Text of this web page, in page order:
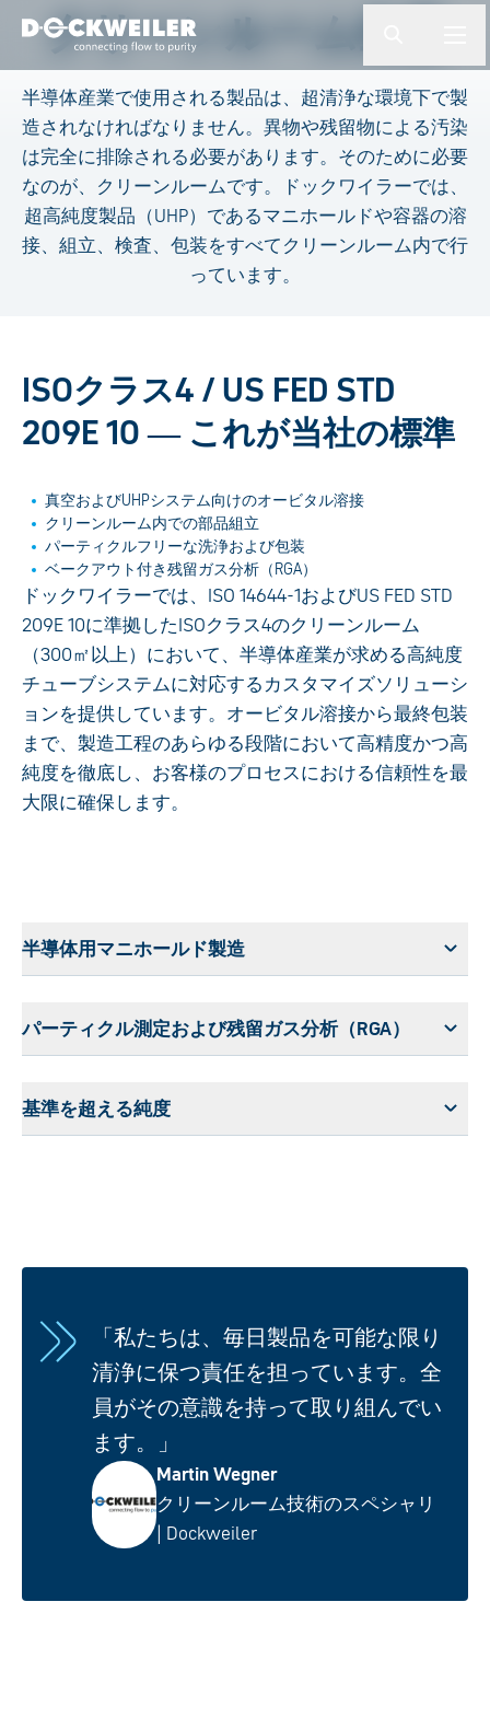
Landing page
検索ワードを入力してください
クリーンルーム生産
半導体産業で使用される製品は、超清浄な環境下で製
造されなければなりません。異物や残留物による汚染
は完全に排除される必要があります。そのために必要
なのが、クリーンルームです。ドックワイラーでは、
超高純度製品（UHP）であるマニホールドや容器の溶
接、組立、検査、包装をすべてクリーンルーム内で行
っています。
ISOクラス4 / US FED STD
209E 10 ― これが当社の標準
真空およびUHPシステム向けのオービタル溶接
クリーンルーム内での部品組立
パーティクルフリーな洗浄および包装
ベークアウト付き残留ガス分析（RGA）
ドックワイラーでは、ISO 14644-1およびUS FED STD
209E 10に準拠したISOクラス4のクリーンルーム
（300㎡以上）において、半導体産業が求める高純度
チューブシステムに対応するカスタマイズソリューシ
ョンを提供しています。オービタル溶接から最終包装
まで、製造工程のあらゆる段階において高精度かつ高
純度を徹底し、お客様のプロセスにおける信頼性を最
大限に確保します。
半導体用マニホールド製造
パーティクル測定および残留ガス分析（RGA）
基準を超える純度
「私たちは、毎日製品を可能な限り
清浄に保つ責任を担っています。全
員がその意識を持って取り組んでい
ます。」
Martin Wegner
クリーンルーム技術のスペシャリ
| Dockweiler